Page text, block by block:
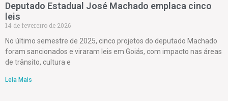
Deputado Estadual José Machado emplaca cinco
leis
14 de fevereiro de 2026
No último semestre de 2025, cinco projetos do deputado Machado
foram sancionados e viraram leis em Goiás, com impacto nas áreas
de trânsito, cultura e
Leia Mais